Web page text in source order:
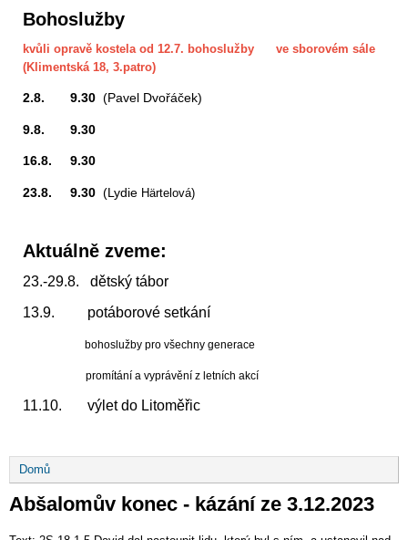
Bohoslužby
kvůli opravě kostela od 12.7. bohoslužby ve sborovém sále
(Klimentská 18, 3.patro)
2.8. 9.30 (Pavel Dvořáček)
9.8. 9.30
16.8. 9.30
23.8. 9.30 (Lydie Härtelová)
Aktuálně zveme:
23.-29.8. dětský tábor
13.9. potáborové setkání
bohoslužby pro všechny generace
promítání a vyprávění z letních akcí
11.10. výlet do Litoměřic
Drobečková
navigace
Domů
Abšalomův konec - kázání ze 3.12.2023